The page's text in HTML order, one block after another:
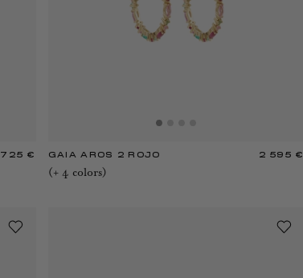
725 € GAIA AROS 2 ROJO 2 595 €
(+ 4 colors)